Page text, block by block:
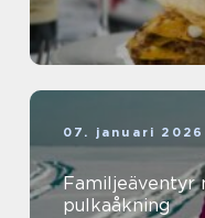
07. januari 2026
Familjeäventyr
pulkaåkning